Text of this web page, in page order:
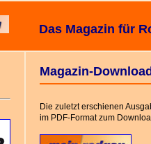
Das Magazin für
Magazin-Download
Die zuletzt erschienen
im PDF-Formatzum